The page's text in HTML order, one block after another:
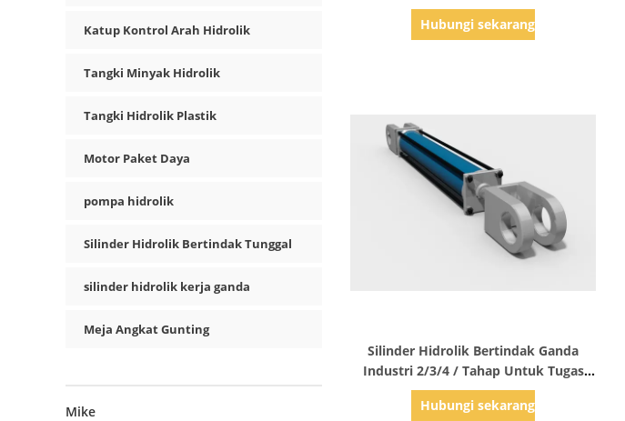
Katup Kontrol Arah Hidrolik
Tangki Minyak Hidrolik
Tangki Hidrolik Plastik
Motor Paket Daya
pompa hidrolik
Silinder Hidrolik Bertindak Tunggal
silinder hidrolik kerja ganda
Meja Angkat Gunting
Mike
Otomatis
Hubungi sekarang
Silinder Hidrolik Bertindak Ganda
Industri 2/3/4 / Tahap Untuk Tugas
Berat
Hubungi sekarang